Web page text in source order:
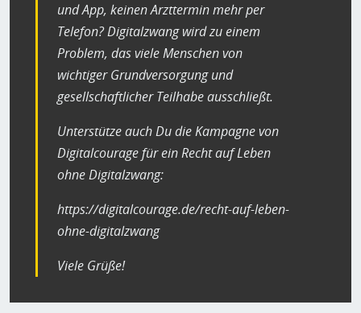
und App, keinen Arzttermin mehr per
Telefon? Digitalzwang wird zu einem
Problem, das viele Menschen von
wichtiger Grundversorgung und
gesellschaftlicher Teilhabe ausschließt.
Unterstütze auch Du die Kampagne von
Digitalcourage für ein Recht auf Leben
ohne Digitalzwang:
https://digitalcourage.de/recht-auf-leben-
ohne-digitalzwang
Viele Grüße!